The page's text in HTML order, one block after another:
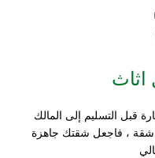
قبل التسليم إلى المالك
شقة ، فاجعل شقتك جاهزة